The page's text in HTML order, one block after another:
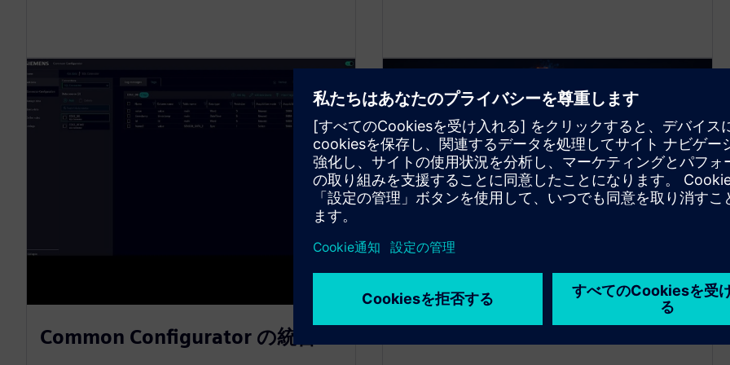
Common Configurator の統合
マルチDatabase 管理
1つのアプリインスタンスに最大3つの異なるデータ